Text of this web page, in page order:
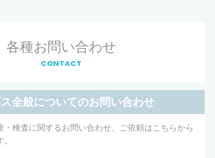
各種お問い合わせ
CONTACT
全般についてのお問い合わせ
・検査に関するお問い合わせ、ご依頼はこちらから